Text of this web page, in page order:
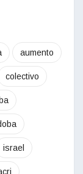
aumento
colectivo
israel